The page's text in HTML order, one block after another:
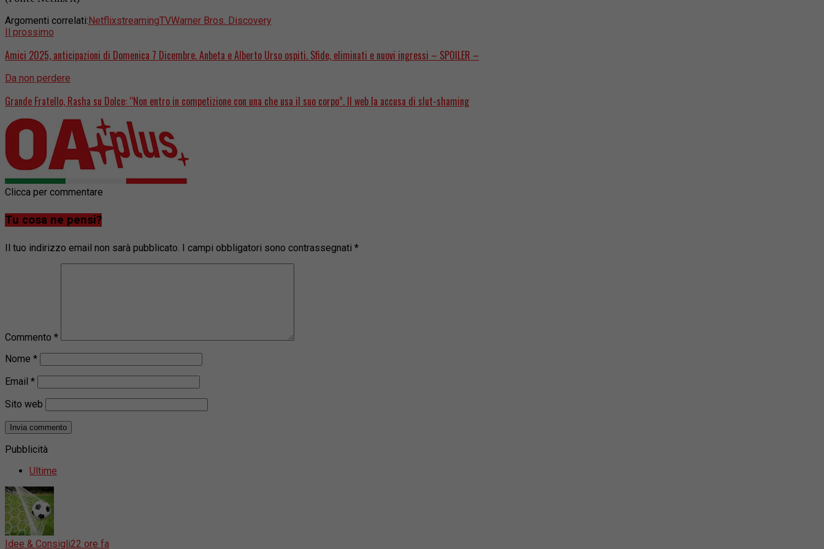
Argomenti correlati:NetflixstreamingTVWarner Bros. Discovery
Il prossimo
Amici 2025, anticipazioni di Domenica 7 Dicembre. Anbeta e Alberto Urso ospiti. Sfide, eliminati e nuovi ingressi – SPOILER –
Da non perdere
Grande Fratello, Rasha su Dolce: “Non entro in competizione con una che usa il suo corpo”. Il web la accusa di slut-shaming
Clicca per commentare
Tu cosa ne pensi?
Il tuo indirizzo email non sarà pubblicato. I campi obbligatori sono contrassegnati *
Commento *
Nome *
Email *
Sito web
Pubblicità
Ultime
Idee & Consigli22 ore fa